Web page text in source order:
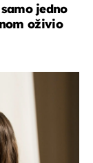
jedno
oživio